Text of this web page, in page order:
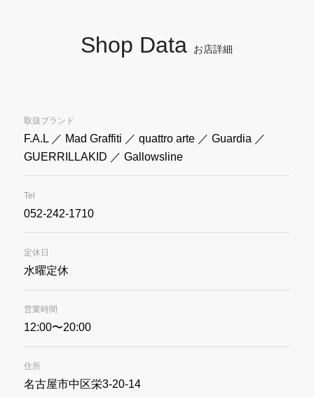
Shop Data お店詳細
取扱ブランド
F.A.L ／ Mad Graffiti ／ quattro arte ／ Guardia ／
GUERRILLAKID ／ Gallowsline
Tel
052-242-1710
定休日
水曜定休
営業時間
12:00〜20:00
住所
名古屋市中区栄3-20-14